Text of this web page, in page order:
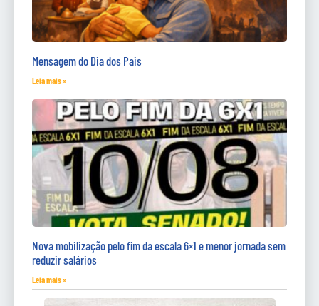
Mensagem do Dia dos Pais
Leia mais »
Nova mobilização pelo fim da escala 6×1 e menor jornada sem
reduzir salários
Leia mais »